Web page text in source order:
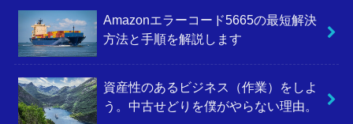
Amazonエラーコード5665の最短解決
方法と手順を解説します
資産性のあるビジネス（作業）をしよ
う。中古せどりを僕がやらない理由。